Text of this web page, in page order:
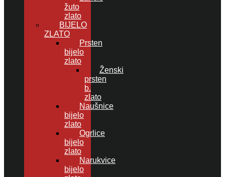
žuto
zlato
BIJELO
ZLATO
Prsten
bijelo
zlato
Ženski
prsten
b.
zlato
Naušnice
bijelo
zlato
Ogrlice
bijelo
zlato
Narukvice
bijelo